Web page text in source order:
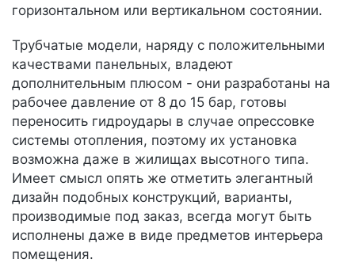
горизонтальном или вертикальном состоянии.
Трубчатые модели, наряду с положительными
качествами панельных, владеют
дополнительным плюсом - они разработаны на
рабочее давление от 8 до 15 бар, готовы
переносить гидроудары в случае опрессовке
системы отопления, поэтому их установка
возможна даже в жилищах высотного типа.
Имеет смысл опять же отметить элегантный
дизайн подобных конструкций, варианты,
производимые под заказ, всегда могут быть
исполнены даже в виде предметов интерьера
помещения.